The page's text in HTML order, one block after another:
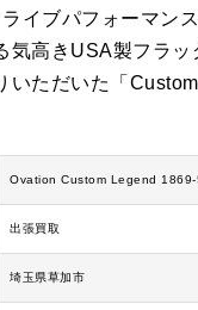
イブパフォーマン
気高きUSA製フラ
いただいた「
Ovation Custom Legend 1869-
出張買取
埼玉県草加市